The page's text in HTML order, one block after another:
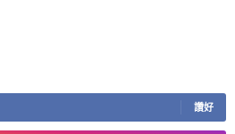
讚好